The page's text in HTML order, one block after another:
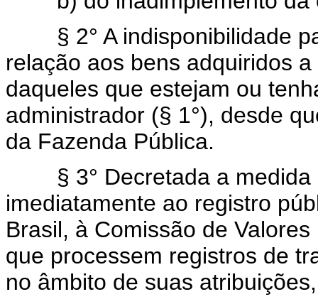
§ 2° A indisponibilidade
relação aos bens adquiridos
daqueles que estejam ou
administrador (§ 1°), desde
da Fazenda Pública.
§ 3° Decretada a
imediatamente ao registro
Brasil, à Comissão de
que processem registros de
no âmbito de suas